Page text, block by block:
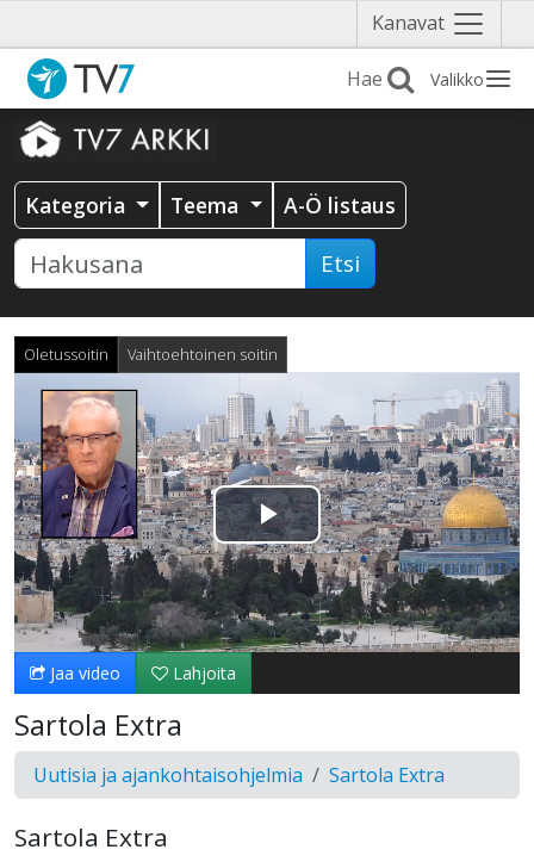
Kanavat Näytä
valikko
Valikko
Kategoria Teema A-Ö listaus
Etsi
Oletussoitin Vaihtoehtoinen soitin
Toista
Video
Jaa video Lahjoita
Sartola Extra
Uutisia ja ajankohtaisohjelmia Sartola Extra
Sartola Extra